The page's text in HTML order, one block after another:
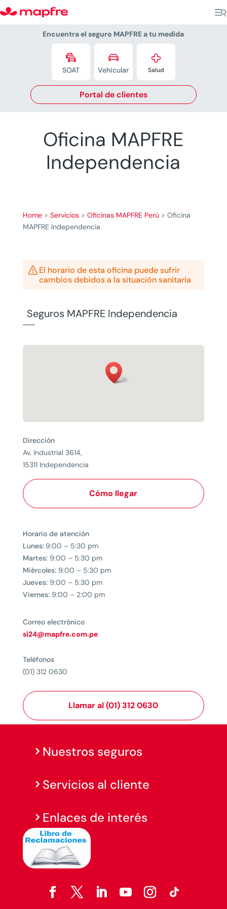
Encuentra el seguro MAPFRE a tu medida

SOAT

Vehicular

Salud
Portal de clientes
Oficina MAPFRE
Independencia
Home> Servicios> Oficinas MAPFRE Perú > Oficina
MAPFRE Independencia
El horario de esta oficina puede sufrir
cambios debidos a la situación sanitaria
Seguros MAPFRE Independencia
Dirección
Av. Industrial 3614,
15311 Independencia
Cómo llegar
Horario de atención
Lunes: 9:00 – 5:30 pm
Martes:9:00 – 5:30 pm
Miércoles:9:00 – 5:30 pm
Jueves:9:00 – 5:30 pm
Viernes:9:00 – 2:00 pm
Correo electrónico
si24@mapfre.com.pe
Teléfonos
(01) 312 0630
Llamar al (01) 312 0630
Nuestros seguros
Servicios al cliente
Enlaces de interés